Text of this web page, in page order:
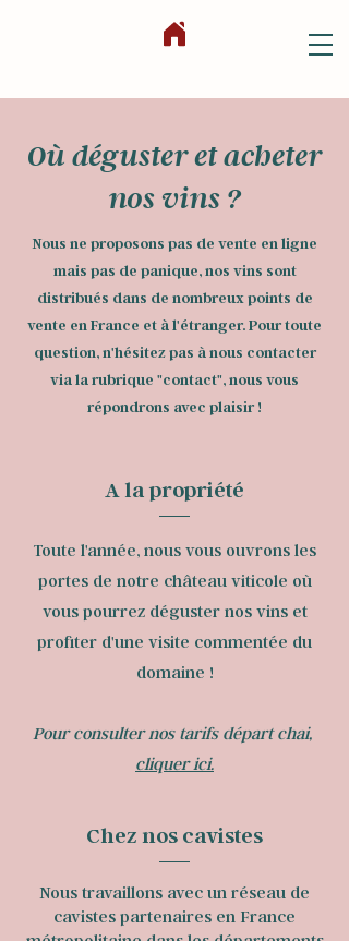
Où déguster et acheter
nos vins ?
Nous ne proposons pas de vente en ligne
mais pas de panique, nos vins sont
distribués dans de nombreux points de
vente en France et à l'étranger. Pour toute
question, n'hésitez pas à nous contacter
via la rubrique "contact", nous vous
répondrons avec plaisir !
A la propriété
Toute l'année, nous vous ouvrons les
portes de notre château viticole où
vous pourrez déguster nos vins et
profiter d'une visite commentée du
domaine !
Pour consulter nos tarifs départ chai,
cliquer ici.
Chez nos cavistes
Nous travaillons avec un réseau de
cavistes partenaires en France